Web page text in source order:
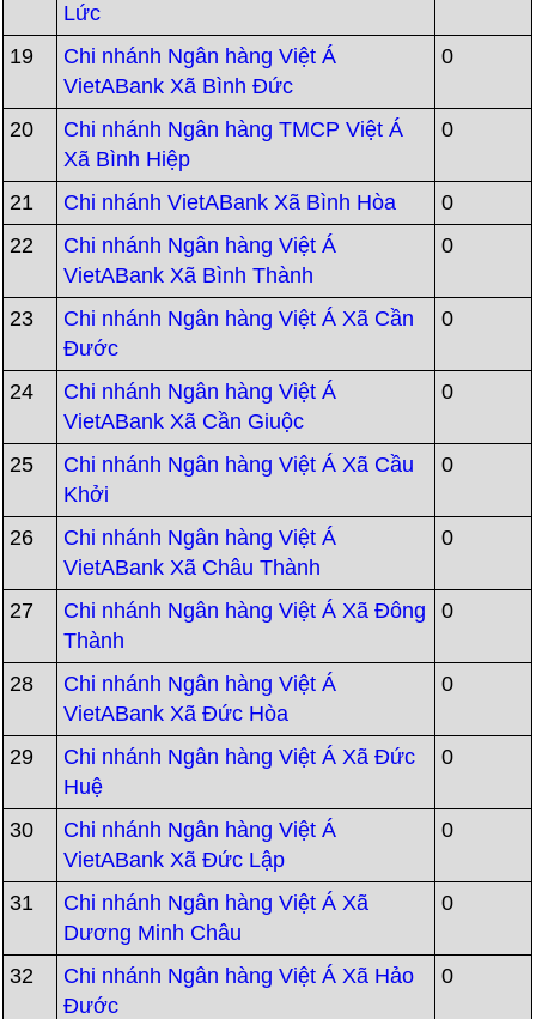
Lức
19
Chi nhánh Ngân hàng Việt Á
VietABank Xã Bình Đức
0
20
Chi nhánh Ngân hàng TMCP Việt Á
Xã Bình Hiệp
0
21 Chi nhánh VietABank Xã Bình Hòa
0
22
Chi nhánh Ngân hàng Việt Á
VietABank Xã Bình Thành
0
23
Chi nhánh Ngân hàng Việt Á Xã Cần
Đước
0
24
Chi nhánh Ngân hàng Việt Á
VietABank Xã Cần Giuộc
0
25
Chi nhánh Ngân hàng Việt Á Xã Cầu
Khởi
0
26
Chi nhánh Ngân hàng Việt Á
VietABank Xã Châu Thành
0
27
Chi nhánh Ngân hàng Việt Á Xã Đông
Thành
0
28
Chi nhánh Ngân hàng Việt Á
VietABank Xã Đức Hòa
0
29
Chi nhánh Ngân hàng Việt Á Xã Đức
Huệ
0
30
Chi nhánh Ngân hàng Việt Á
VietABank Xã Đức Lập
0
31
Chi nhánh Ngân hàng Việt Á Xã
Dương Minh Châu
0
32
Chi nhánh Ngân hàng Việt Á Xã Hảo
Đước
0